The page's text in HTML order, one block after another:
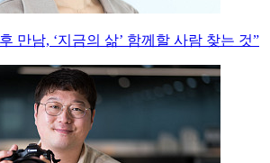
만남, ‘지금의 삶’ 함께할 사람 찾는 것”